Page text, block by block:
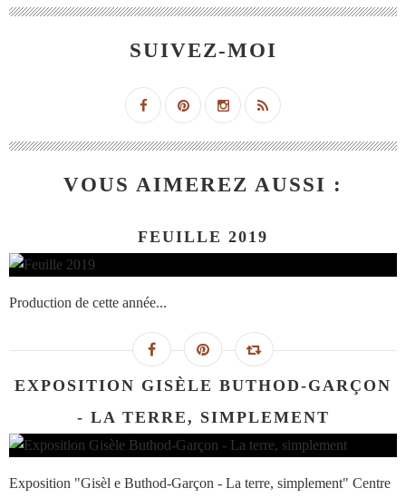
SUIVEZ-MOI
VOUS AIMEREZ AUSSI :
FEUILLE 2019
Production de cette année...
EXPOSITION GISÈLE BUTHOD-GARÇON
- LA TERRE, SIMPLEMENT
Exposition "Gisèl e Buthod-Garçon - La terre, simplement" Centre